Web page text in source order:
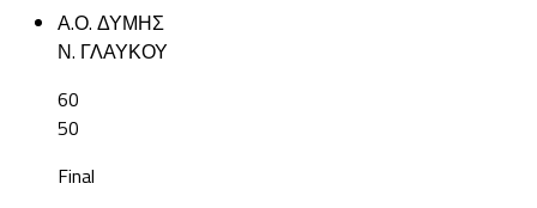
Α.Ο. ΔΥΜΗΣ
Ν. ΓΛΑΥΚΟΥ
60
50
Final